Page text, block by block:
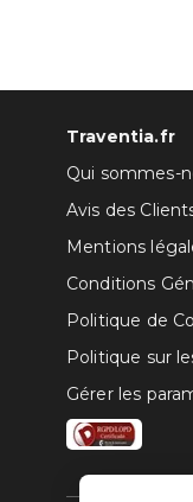
Traventia.fr
Qui sommes-
Avis des
Mentions
Conditions
Politique de
Politique sur
Gérer les